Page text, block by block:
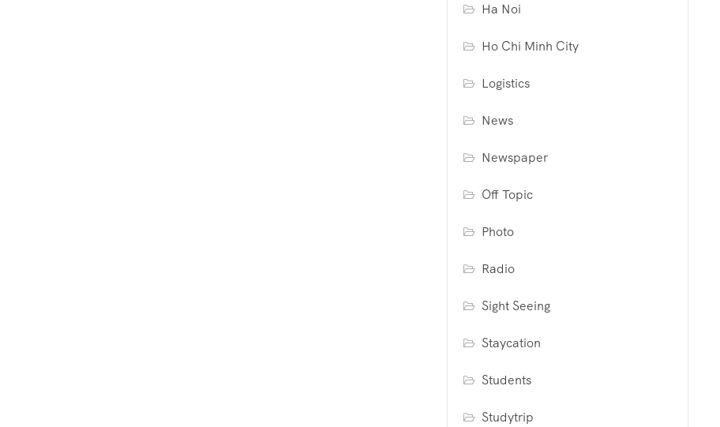
Ha Noi
Ho Chi Minh City
Logistics
News
Newspaper
Off Topic
Photo
Radio
Sight Seeing
Staycation
Students
Studytrip